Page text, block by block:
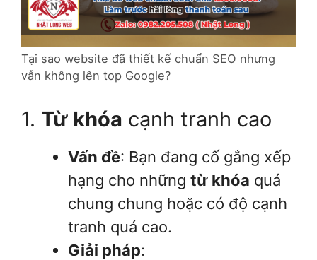
Tại sao website đã thiết kế chuẩn SEO nhưng
vẫn không lên top Google?
1. Từ khóa cạnh tranh cao
Vấn đề: Bạn đang cố gắng xếp
hạng cho những từ khóa quá
chung chung hoặc có độ cạnh
tranh quá cao.
Giải pháp: